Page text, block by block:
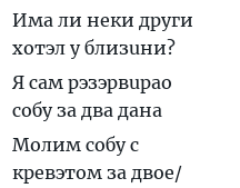
Има ли нeки дрyги
хoтэл у близuни?
Я сам рэзэрвuрао
сoбу за два дaна
Мoлим сoбу с
крeвэтом за двoе/